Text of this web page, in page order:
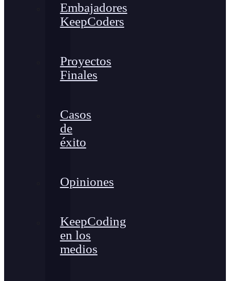
Embajadores
KeepCoders
Proyectos
Finales
Casos
de
éxito
Opiniones
KeepCoding
en los
medios